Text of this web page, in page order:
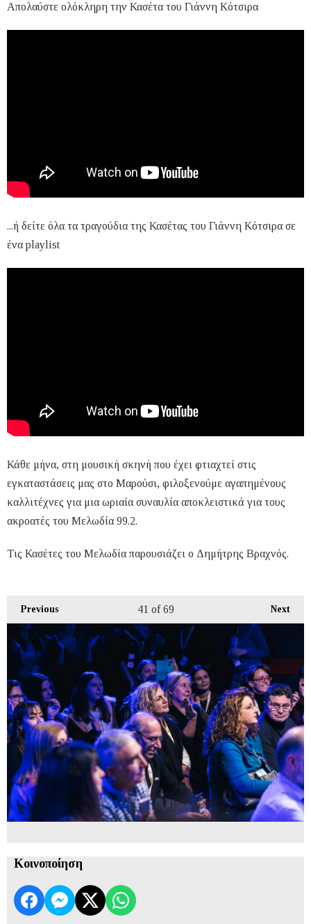
Απολαύστε ολόκληρη την Κασέτα του Γιάννη Κότσιρα
...ή δείτε όλα τα τραγούδια της Κασέτας του Γιάννη Κότσιρα σε
ένα playlist
Κάθε μήνα, στη μουσική σκηνή που έχει φτιαχτεί στις
εγκαταστάσεις μας στο Μαρούσι, φιλοξενούμε αγαπημένους
καλλιτέχνες για μια ωριαία συναυλία αποκλειστικά για τους
ακροατές του Μελωδία 99.2.
Τις Κασέτες του Μελωδία παρουσιάζει ο Δημήτρης Βραχνός.
Previous Next
41 of 69
Κοινοποίηση